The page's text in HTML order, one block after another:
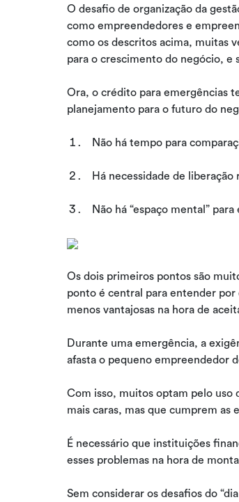
O desafio de organização da
como empreendedores e
como os descritos acima, muitas
para o crescimento do negócio, e
Ora, o crédito para emergências
planejamento para o futuro do
Não há tempo para
Há necessidade de
Não há “espaço mental”
Os dois primeiros pontos são
ponto é central para entender por
menos vantajosas na hora de
Durante uma emergência, a
afasta o pequeno empreendedor
Com isso, muitos optam pelo uso
mais caras, mas que cumprem
É necessário que instituições
esses problemas na hora de
Sem considerar os desafios do